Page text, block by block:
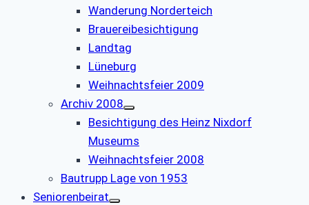
Wanderung Norderteich
Brauereibesichtigung
Landtag
Lüneburg
Weihnachtsfeier 2009
Archiv 2008
Besichtigung des Heinz Nixdorf
Museums
Weihnachtsfeier 2008
Bautrupp Lage von 1953
Seniorenbeirat